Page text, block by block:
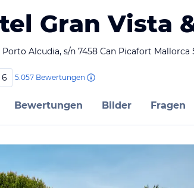
Gran Vista
Alcudia, s/n 7458 Can Picafort Mallorca
5.057 Bewertungen
Bewertungen Bilder Fragen